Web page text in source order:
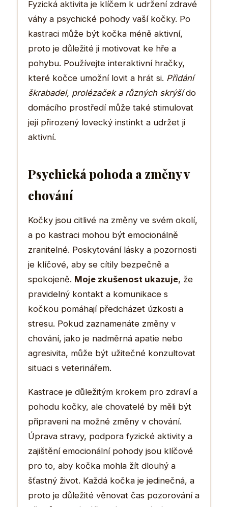
Fyzická aktivita je klíčem k udržení zdravé
váhy a psychické pohody vaší kočky. Po
kastraci může být kočka méně aktivní,
proto je důležité ji motivovat ke hře a
pohybu. Používejte interaktivní hračky,
které kočce umožní lovit a hrát si. Přidání
škrabadel, prolézaček a různých skrýšído
domácího prostředí může také stimulovat
její přirozený lovecký instinkt a udržet ji
aktivní.
Psychická pohoda a změny v
chování
Kočky jsou citlivé na změny ve svém okolí,
a po kastraci mohou být emocionálně
zranitelné. Poskytování lásky a pozornosti
je klíčové, aby se cítily bezpečně a
spokojeně. Moje zkušenost ukazuje, že
pravidelný kontakt a komunikace s
kočkou pomáhají předcházet úzkosti a
stresu. Pokud zaznamenáte změny v
chování, jako je nadměrná apatie nebo
agresivita, může být užitečné konzultovat
situaci s veterinářem.
Kastrace je důležitým krokem pro zdraví a
pohodu kočky, ale chovatelé by měli být
připraveni na možné změny v chování.
Úprava stravy, podpora fyzické aktivity a
zajištění emocionální pohody jsou klíčové
pro to, aby kočka mohla žít dlouhý a
šťastný život. Každá kočka je jedinečná, a
proto je důležité věnovat čas pozorování a